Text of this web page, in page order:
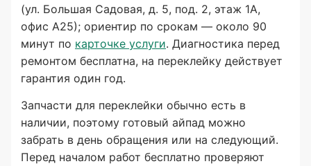
(ул. Большая Садовая, д. 5, под. 2, этаж 1А,
офис А25); ориентир по срокам — около 90
минут по карточке услуги. Диагностика перед
ремонтом бесплатна, на переклейку действует
гарантия один год.
Запчасти для переклейки обычно есть в
наличии, поэтому готовый айпад можно
забрать в день обращения или на следующий.
Перед началом работ бесплатно проверяют